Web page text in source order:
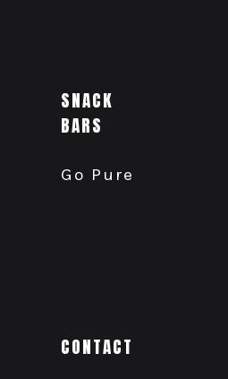
SNACK
BARS
Go Pure
CONTACT